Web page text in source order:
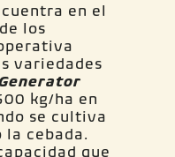
en el
los
variedades
kg/ha en
se cultiva
la cebada.
que